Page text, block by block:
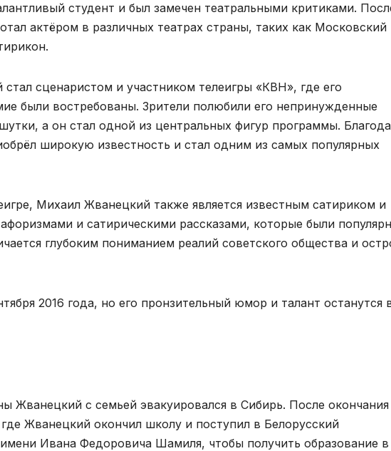
студент и был замечен театральными критиками.
актёром в различных театрах страны, таких как Московский
сценаристом и участником телеигры «КВН», где его
были востребованы. Зрители полюбили его непринужденные
а он стал одной из центральных фигур программы.
широкую известность и стал одним из самых популярных
Михаил Жванецкий также является известным сатириком и
и сатирическими рассказами, которые были
глубоким пониманием реалий советского общества и
2016 года, но его пронзительный юмор и талант останутся
Жванецкий с семьей эвакуировался в Сибирь. После окончания
Жванецкий окончил школу и поступил в Белорусский
Ивана Федоровича Шамиля, чтобы получить образование в